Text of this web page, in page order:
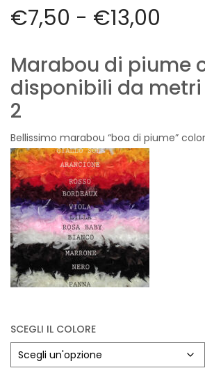
€7,50 - €13,00
Marabou di piume
disponibili da metri
2
Bellissimo marabou “boa di piume”
SCEGLI IL COLORE